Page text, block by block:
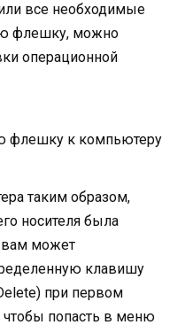
все необходимые
флешку, можно
операционной
флешку к компьютеру
таким образом,
носителя была
вам может
клавишу
при первом
попасть в меню